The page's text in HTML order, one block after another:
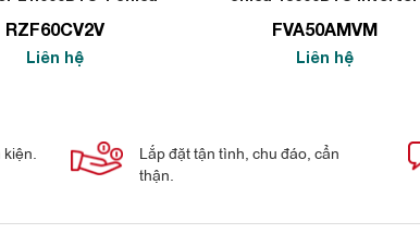
RZF60CV2V
Liên hệ
FVA50AMVM
Liên hệ
Lắp đặt tận tình, chu đáo, cẩn
thận.